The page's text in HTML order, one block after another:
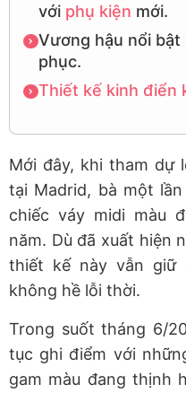
với phụ kiện mới.
Vương hậu nổi bật
phục.
Thiết kế kinh điển
Mới đây, khi tham dự
tại Madrid, bà một
chiếc váy midi màu
năm. Dù đã xuất hiện
thiết kế này vẫn giữ
không hề lỗi thời.
Trong suốt tháng 6/
tục ghi điểm với
gam màu đang thịnh